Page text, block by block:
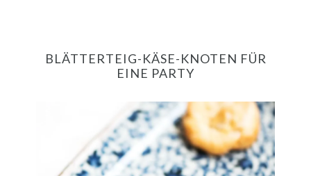
BLÄTTERTEIG-KÄSE-KNOTEN FÜR
EINE PARTY